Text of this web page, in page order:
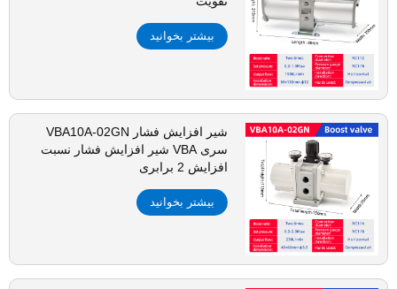
بیشتر بخوانید
شیر افزایش فشار VBA10A-02GN
سری VBA شیر افزایش فشار نسبت
افزایش 2 برابری
بیشتر بخوانید